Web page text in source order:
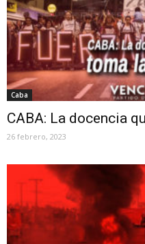
Caba
CABA: La docencia
26 febrero, 2023